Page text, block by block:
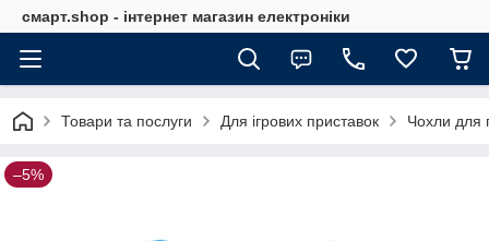
смарт.shop - інтернет магазин електроніки
Товари та послуги Для ігрових приставок Чохли для
–5%